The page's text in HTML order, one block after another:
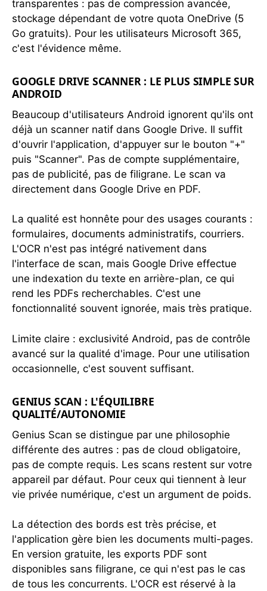
transparentes : pas de compression avancée,
stockage dépendant de votre quota OneDrive (5
Go gratuits). Pour les utilisateurs Microsoft 365,
c'est l'évidence même.
GOOGLE DRIVE SCANNER : LE PLUS SIMPLE SUR
ANDROID
Beaucoup d'utilisateurs Android ignorent qu'ils ont
déjà un scanner natif dans Google Drive. Il suffit
d'ouvrir l'application, d'appuyer sur le bouton "+"
puis "Scanner". Pas de compte supplémentaire,
pas de publicité, pas de filigrane. Le scan va
directement dans Google Drive en PDF.
La qualité est honnête pour des usages courants :
formulaires, documents administratifs, courriers.
L'OCR n'est pas intégré nativement dans
l'interface de scan, mais Google Drive effectue
une indexation du texte en arrière-plan, ce qui
rend les PDFs recherchables. C'est une
fonctionnalité souvent ignorée, mais très pratique.
Limite claire : exclusivité Android, pas de contrôle
avancé sur la qualité d'image. Pour une utilisation
occasionnelle, c'est souvent suffisant.
GENIUS SCAN : L'ÉQUILIBRE
QUALITÉ/AUTONOMIE
Genius Scan se distingue par une philosophie
différente des autres : pas de cloud obligatoire,
pas de compte requis. Les scans restent sur votre
appareil par défaut. Pour ceux qui tiennent à leur
vie privée numérique, c'est un argument de poids.
La détection des bords est très précise, et
l'application gère bien les documents multi-pages.
En version gratuite, les exports PDF sont
disponibles sans filigrane, ce qui n'est pas le cas
de tous les concurrents. L'OCR est réservé à la